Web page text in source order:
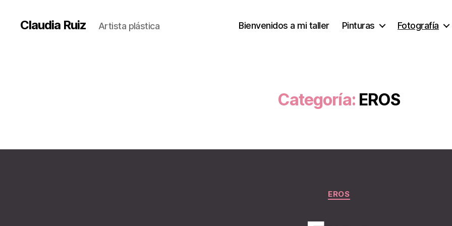
Claudia Ruiz Artista plástica Bienvenidos a mi taller Pinturas Fotografía
Categoría: EROS
Categorías
EROS